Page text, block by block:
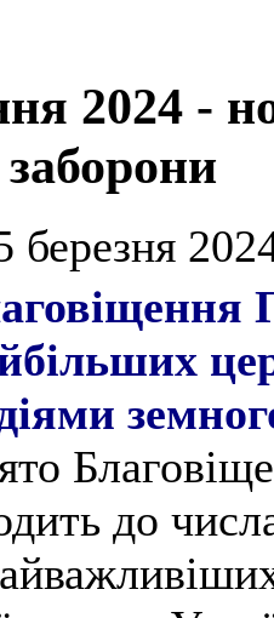
2024 -
березня
до